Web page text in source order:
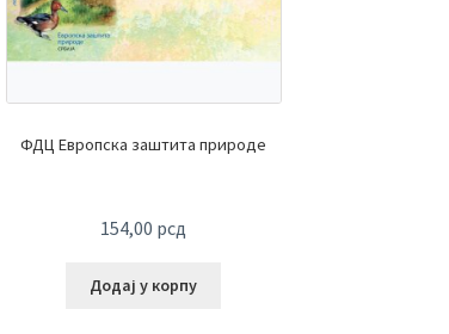
ФДЦ Европска заштита природе
154,00 рсд
Додај у корпу